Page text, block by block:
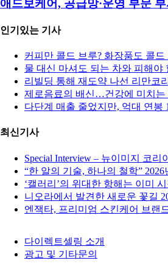
애드보케어, 공급망·운영 부문
인기있는 기사
커피만 콜드 브루? 화장품도 콜드
물 대신 마셔도 되는 차와 피해야
리빌딩 통해 재도약 나선 리만코
제로음료의 배신…건강에 미치는
다단계 매출 줄었지만, 억대 연봉
최신기사
Special Interview – 뉴이미지 코리
“한 알의 기술, 하나의 철학” 2026
‘캘러리’의 위대한 항해는 이미
니오라에서 발견한 새로운 꽃길
엔잭타, 프리미엄 스킨케어 브랜
다이렉트셀링 소개
광고 및 기타문의